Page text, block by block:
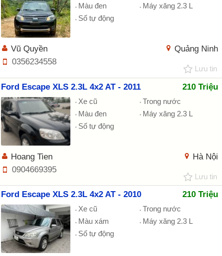
Màu đen
Máy xăng 2.3 L
Số tự động
Quảng Ninh
Vũ Quyền
0356234558
Lưu tin
Ford Escape XLS 2.3L 4x2 AT - 2011 210 Triệu
Xe cũ
Trong nước
Màu đen
Máy xăng 2.3 L
Số tự động
Hà Nội
Hoang Tien
0904669395
Lưu tin
Ford Escape XLS 2.3L 4x2 AT - 2010 210 Triệu
Xe cũ
Trong nước
Màu xám
Máy xăng 2.3 L
Số tự động